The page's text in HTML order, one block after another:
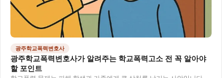
광주학교폭력변호사
광주학교폭력변호사가 알려주는 학교폭력고소 전 꼭 알아야
할 포인트